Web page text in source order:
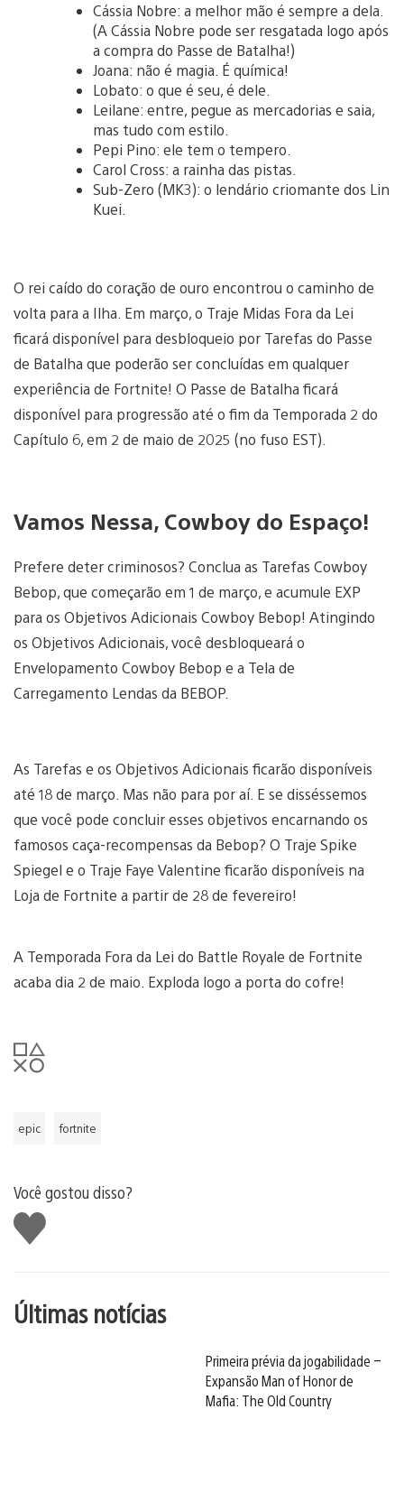
Cássia Nobre: a melhor mão é sempre a dela.
(A Cássia Nobre pode ser resgatada logo após
a compra do Passe de Batalha!)
Joana: não é magia. É química!
Lobato: o que é seu, é dele.
Leilane: entre, pegue as mercadorias e saia,
mas tudo com estilo.
Pepi Pino: ele tem o tempero.
Carol Cross: a rainha das pistas.
Sub-Zero (MK3): o lendário criomante dos Lin
Kuei.
O rei caído do coração de ouro encontrou o caminho de
volta para a Ilha. Em março, o Traje Midas Fora da Lei
ficará disponível para desbloqueio por Tarefas do Passe
de Batalha que poderão ser concluídas em qualquer
experiência de Fortnite! O Passe de Batalha ficará
disponível para progressão até o fim da Temporada 2 do
Capítulo 6, em 2 de maio de 2025 (no fuso EST).
Vamos Nessa, Cowboy do Espaço!
Prefere deter criminosos? Conclua as Tarefas Cowboy
Bebop, que começarão em 1 de março, e acumule EXP
para os Objetivos Adicionais Cowboy Bebop! Atingindo
os Objetivos Adicionais, você desbloqueará o
Envelopamento Cowboy Bebop e a Tela de
Carregamento Lendas da BEBOP.
As Tarefas e os Objetivos Adicionais ficarão disponíveis
até 18 de março. Mas não para por aí. E se disséssemos
que você pode concluir esses objetivos encarnando os
famosos caça-recompensas da Bebop? O Traje Spike
Spiegel e o Traje Faye Valentine ficarão disponíveis na
Loja de Fortnite a partir de 28 de fevereiro!
A Temporada Fora da Lei do Battle Royale de Fortnite
acaba dia 2 de maio. Exploda logo a porta do cofre!
epic fortnite
Você gostou disso?
Curtir
Últimas notícias
Primeira prévia da jogabilidade –
Expansão Man of Honor de
Mafia: The Old Country